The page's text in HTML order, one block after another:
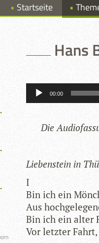
Startseite
Hans
Audio-
Player 00:00
Die
Lie­ben­stein in
I
Bin ich ein
Aus
Bin ich ein alter
Vor letz­ter